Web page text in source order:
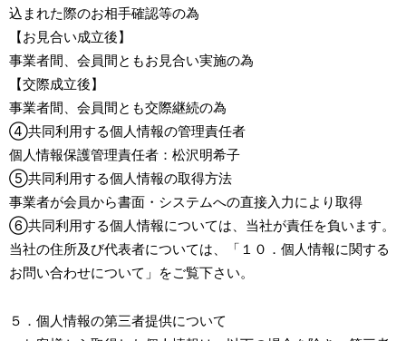
込まれた際のお相手確認等の為
【お見合い成立後】
事業者間、会員間ともお見合い実施の為
【交際成立後】
事業者間、会員間とも交際継続の為
④共同利用する個人情報の管理責任者
個人情報保護管理責任者：松沢明希子
⑤共同利用する個人情報の取得方法
事業者が会員から書面・システムへの直接入力により取得
⑥共同利用する個人情報については、当社が責任を負います。
当社の住所及び代表者については、「１０．個人情報に関する
お問い合わせについて」をご覧下さい。
５．個人情報の第三者提供について